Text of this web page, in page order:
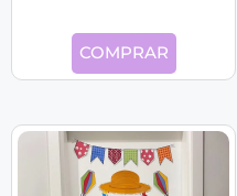
COMPRAR